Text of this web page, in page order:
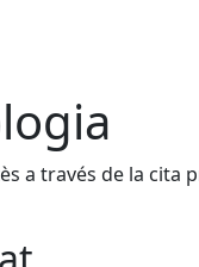
a través de la cita